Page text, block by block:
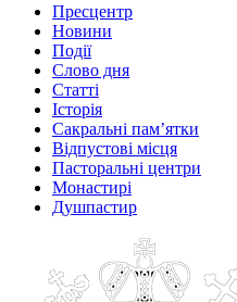
Пресцентр
Новини
Події
Слово дня
Статті
Історія
Сакральні пам’ятки
Відпустові місця
Пасторальні центри
Монастирі
Душпастир